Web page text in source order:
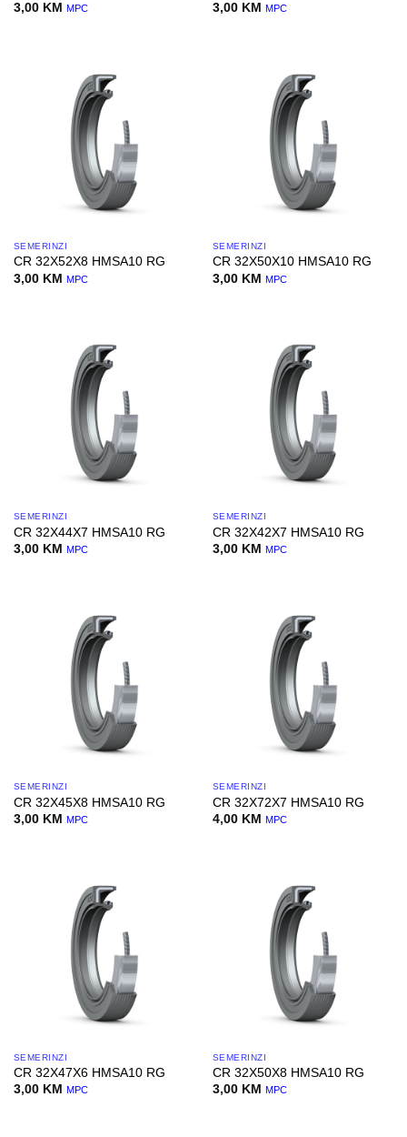
3,00 KM MPC
3,00 KM MPC
SEMERINZI
CR 32X52X8 HMSA10 RG
3,00 KM MPC
SEMERINZI
CR 32X50X10 HMSA10 RG
3,00 KM MPC
SEMERINZI
CR 32X44X7 HMSA10 RG
3,00 KM MPC
SEMERINZI
CR 32X42X7 HMSA10 RG
3,00 KM MPC
SEMERINZI
CR 32X45X8 HMSA10 RG
3,00 KM MPC
SEMERINZI
CR 32X72X7 HMSA10 RG
4,00 KM MPC
SEMERINZI
CR 32X47X6 HMSA10 RG
3,00 KM MPC
SEMERINZI
CR 32X50X8 HMSA10 RG
3,00 KM MPC